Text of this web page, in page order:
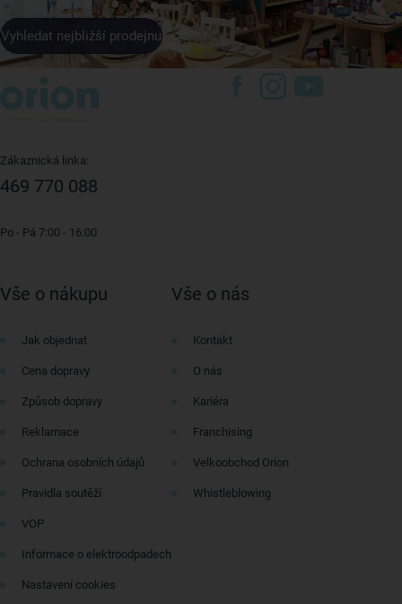
Vyhledat nejbližší prodejnu
Zákaznická linka:
469 770 088
Po - Pá 7:00 - 16:00
Vše o nákupu
Jak objednat
Cena dopravy
Způsob dopravy
Reklamace
Ochrana osobních údajů
Pravidla soutěží
VOP
Informace o elektroodpadech
Nastavení cookies
Vše o nás
Kontakt
O nás
Kariéra
Franchising
Velkoobchod Orion
Whistleblowing